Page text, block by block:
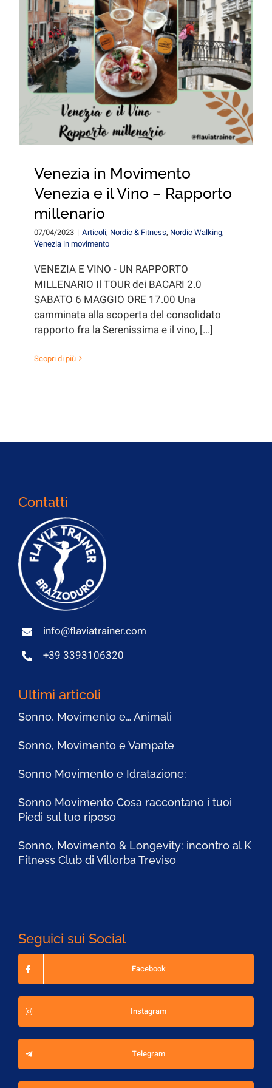
for:
Venezia in Movimento
Venezia e il Vino – Rapporto
millenario
07/04/2023 | Articoli, Nordic & Fitness, Nordic Walking,
Venezia in movimento
VENEZIA E VINO - UN RAPPORTO
MILLENARIO Il TOUR dei BACARI 2.0
SABATO 6 MAGGIO ORE 17.00 Una
camminata alla scoperta del consolidato
rapporto fra la Serenissima e il vino, [...]
Scopri di più
Contatti
info@flaviatrainer.com
+39 3393106320
Ultimi articoli
Sonno, Movimento e… Animali
Sonno, Movimento e Vampate
Sonno Movimento e Idratazione:
Sonno Movimento Cosa raccontano i tuoi
Piedi sul tuo riposo
Sonno, Movimento & Longevity: incontro al K
Fitness Club di Villorba Treviso
Seguici sui Social
Facebook
Instagram
Telegram